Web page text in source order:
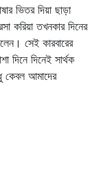
ভিতর দিয়া ছাড়া
করিয়া তখনকার দিনের
সেই কারবারের
দিনেই সার্থক
কেবল আমাদের